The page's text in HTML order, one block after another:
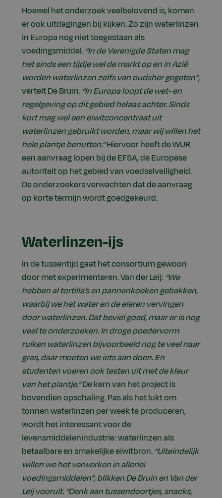
Hoewel het onderzoek veelbelovend is, komen
er ook uitdagingen bij kijken. Zo zijn waterlinzen
in Europa nog niet toegestaan als
voedingsmiddel. “In de Verenigde Staten mag
het sinds een tijdje wel de markt op en in Azië
worden waterlinzen zelfs van oudsher gegeten”,
vertelt De Bruin. “In Europa loopt de wet- en
regelgeving op dit gebied helaas achter. Sinds
kort mag wel een eiwitconcentraat uit
waterlinzen gebruikt worden, maar wij willen het
hele plantje benutten.”Hiervoor heeft de WUR
een aanvraag lopen bij de EFSA, de Europese
autoriteit op het gebied van voedselveiligheid.
De onderzoekers verwachten dat de aanvraag
op korte termijn wordt goedgekeurd.
Waterlinzen-ijs
In de tussentijd gaat het consortium gewoon
door met experimenteren. Van der Leij: “We
hebben al tortilla’s en pannenkoeken gebakken,
waarbij we het water en de eieren vervingen
door waterlinzen. Dat beviel goed, maar er is nog
veel te onderzoeken. In droge poedervorm
ruiken waterlinzen bijvoorbeeld nog te veel naar
gras, daar moeten we iets aan doen. En
studenten voeren ook testen uit met de kleur
van het plantje.”De kern van het project is
bovendien opschaling. Pas als het lukt om
tonnen waterlinzen per week te produceren,
wordt het interessant voor de
levensmiddelenindustrie: waterlinzen als
betaalbare en smakelijke eiwitbron. “Uiteindelijk
willen we het verwerken in allerlei
voedingsmiddelen”, blikken De Bruin en Van der
Leij vooruit. “Denk aan tussendoortjes, snacks,